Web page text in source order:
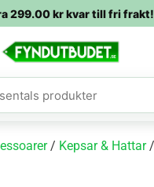
299.00krkvar till fri frakt!
/ Kepsar & Hattar/